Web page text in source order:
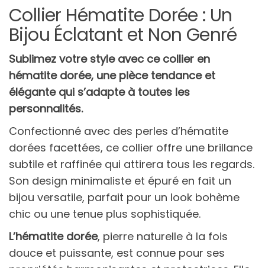
Collier Hématite Dorée : Un
Bijou Éclatant et Non Genré
Sublimez votre style avec ce collier en
hématite dorée, une pièce tendance et
élégante qui s’adapte à toutes les
personnalités.
Confectionné avec des perles d’hématite
dorées facettées, ce collier offre une brillance
subtile et raffinée qui attirera tous les regards.
Son design minimaliste et épuré en fait un
bijou versatile, parfait pour un look bohème
chic ou une tenue plus sophistiquée.
L’hématite dorée, pierre naturelle à la fois
douce et puissante, est connue pour ses